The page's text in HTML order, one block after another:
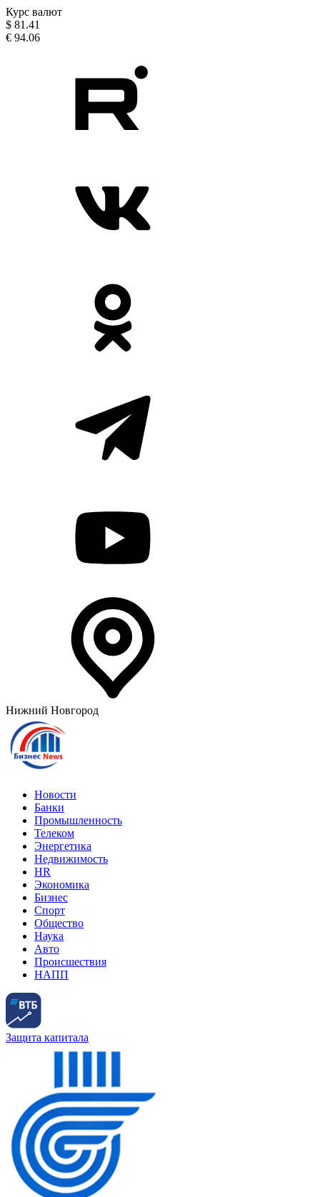
Курс валют
$ 81.41
€ 94.06
Нижний Новгород
Новости
Банки
Промышленность
Телеком
Энергетика
Недвижимость
HR
Экономика
Бизнес
Спорт
Общество
Наука
Авто
Происшествия
НАПП
Защита капитала